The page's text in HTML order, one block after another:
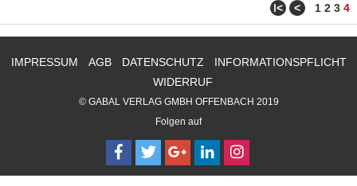
ǀ< < 1 2 3 4
IMPRESSUM AGB DATENSCHUTZ
INFORMATIONSPFLICHT
WIDERRUF
© GABAL VERLAG GMBH OFFENBACH 2019
Folgen auf